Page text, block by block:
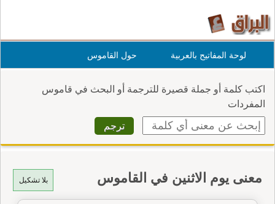
لوحة المفاتيح بالعربية حول القاموس
اكتب كلمة أو جملة قصيرة للترجمة أو البحث في قاموس
المفردات
بلا تشكيل معنى يوم الاثنين في القاموس